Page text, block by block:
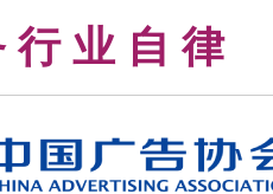
行 业